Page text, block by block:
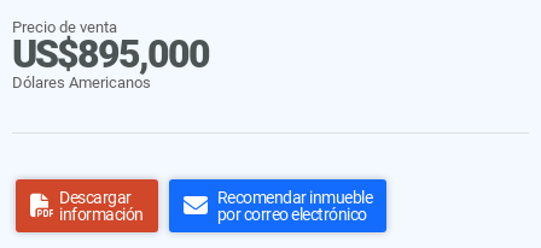
Precio de venta
US$895,000
Dólares Americanos
Descargar
información
Recomendar inmueble
por correo electrónico